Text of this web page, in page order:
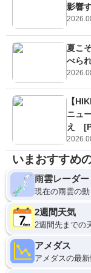
影響
夏こ
べら
【
ニュ
え
いまおすすめ
雨雲レーダー
現在の雨雲の
2週間天気
2週間先までの
アメダス
アメダスの最